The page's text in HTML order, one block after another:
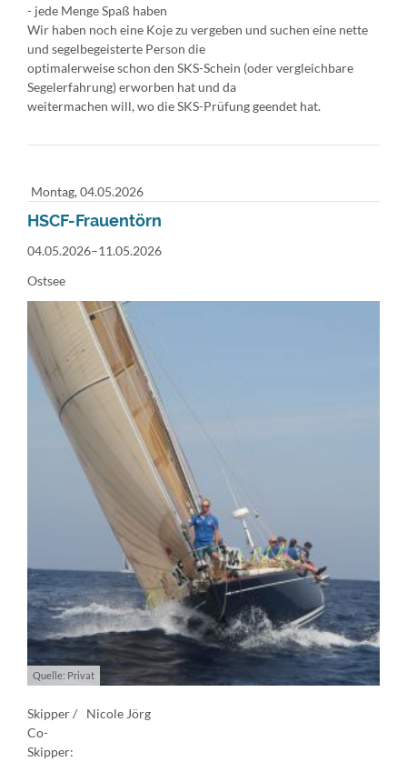
- jede Menge Spaß haben
Wir haben noch eine Koje zu vergeben und suchen eine nette
und segelbegeisterte Person die
optimalerweise schon den SKS-Schein (oder vergleichbare
Segelerfahrung) erworben hat und da
weitermachen will, wo die SKS-Prüfung geendet hat.
Montag,04.05.2026
HSCF-Frauentörn
04.05.2026–11.05.2026
Ostsee
Quelle: Privat
Skipper /
Co-
Skipper:
Nicole Jörg